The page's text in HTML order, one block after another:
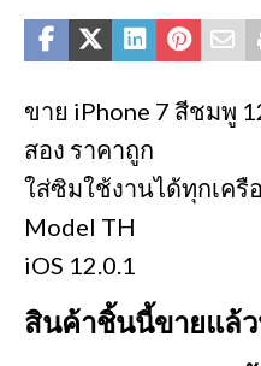
ขาย iPhone 7 สีชมพู
สอง ราคาถูก
ใส่ซิมใช้งานได้ทุกเครื
Model TH
iOS 12.0.1
สินค้าชิ้นนี้ขายแล้